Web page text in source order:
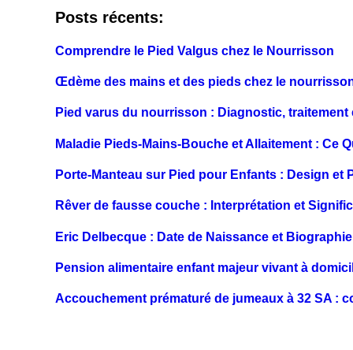
Posts récents:
Comprendre le Pied Valgus chez le Nourrisson
Œdème des mains et des pieds chez le
Pied varus du nourrisson : Diagnostic, traitement
Maladie Pieds-Mains-Bouche et Allaitement : Ce
Porte-Manteau sur Pied pour Enfants : Design et
Rêver de fausse couche : Interprétation et
Eric Delbecque : Date de Naissance et
Pension alimentaire enfant majeur vivant à
Accouchement prématuré de jumeaux à 32 SA :